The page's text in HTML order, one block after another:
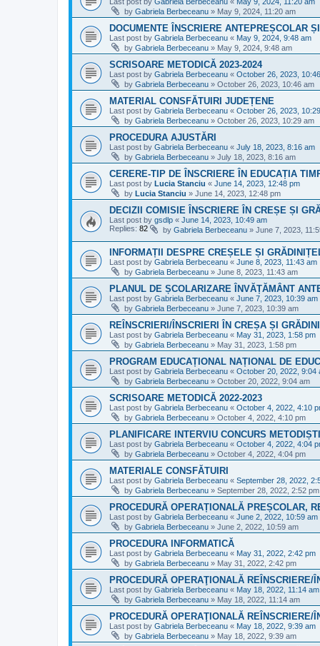
by Gabriela Berbeceanu » May 9, 2024, 11:20 am
DOCUMENTE ÎNSCRIERE ANTEPREȘCOLAR
Last post by Gabriela Berbeceanu « May 9, 2024, 9:48 am
by Gabriela Berbeceanu » May 9, 2024, 9:48 am
SCRISOARE METODICĂ 2023-2024
Last post by Gabriela Berbeceanu « October 26, 2023,
by Gabriela Berbeceanu » October 26, 2023, 10:46 am
MATERIAL CONSFĂTUIRI JUDEȚENE
Last post by Gabriela Berbeceanu « October 26, 2023,
by Gabriela Berbeceanu » October 26, 2023, 10:29 am
PROCEDURA AJUSTĂRI
Last post by Gabriela Berbeceanu « July 18, 2023, 8:16 am
by Gabriela Berbeceanu » July 18, 2023, 8:16 am
CERERE-TIP DE ÎNSCRIERE ÎN EDUCAȚIA
Last post by Lucia Stanciu « June 14, 2023, 12:48 pm
by Lucia Stanciu » June 14, 2023, 12:48 pm
DECIZII COMISIE ÎNSCRIERE ÎN CREȘE ȘI
Last post by gsdlp « June 14, 2023, 10:49 am
Replies: 82 by Gabriela Berbeceanu » June 7, 2023,
INFORMAȚII DESPRE CREȘELE ȘI
Last post by Gabriela Berbeceanu « June 8, 2023, 11:43 am
by Gabriela Berbeceanu » June 8, 2023, 11:43 am
PLANUL DE ȘCOLARIZARE ÎNVĂȚĂMÂNT
Last post by Gabriela Berbeceanu « June 7, 2023, 10:39 am
by Gabriela Berbeceanu » June 7, 2023, 10:39 am
REÎNSCRIERI/ÎNSCRIERI ÎN CREȘA ȘI
Last post by Gabriela Berbeceanu « May 31, 2023, 1:58 pm
by Gabriela Berbeceanu » May 31, 2023, 1:58 pm
PROGRAM EDUCAȚIONAL NAȚIONAL DE
Last post by Gabriela Berbeceanu « October 20, 2022, 9:04
by Gabriela Berbeceanu » October 20, 2022, 9:04 am
SCRISOARE METODICĂ 2022-2023
Last post by Gabriela Berbeceanu « October 4, 2022, 4:10
by Gabriela Berbeceanu » October 4, 2022, 4:10 pm
PLANIFICARE INTERVIU CONCURS
Last post by Gabriela Berbeceanu « October 4, 2022, 4:04
by Gabriela Berbeceanu » October 4, 2022, 4:04 pm
MATERIALE CONSFĂTUIRI
Last post by Gabriela Berbeceanu « September 28, 2022,
by Gabriela Berbeceanu » September 28, 2022, 2:52 pm
PROCEDURĂ OPERAȚIONALĂ PREȘCOLAR,
Last post by Gabriela Berbeceanu « June 2, 2022, 10:59 am
by Gabriela Berbeceanu » June 2, 2022, 10:59 am
PROCEDURA INFORMATICĂ
Last post by Gabriela Berbeceanu « May 31, 2022, 2:42 pm
by Gabriela Berbeceanu » May 31, 2022, 2:42 pm
PROCEDURĂ OPERAŢIONALĂ REÎNSCRIERE/
Last post by Gabriela Berbeceanu « May 18, 2022, 11:14 am
by Gabriela Berbeceanu » May 18, 2022, 11:14 am
PROCEDURĂ OPERAŢIONALĂ REÎNSCRIERE/
Last post by Gabriela Berbeceanu « May 18, 2022, 9:39 am
by Gabriela Berbeceanu » May 18, 2022, 9:39 am